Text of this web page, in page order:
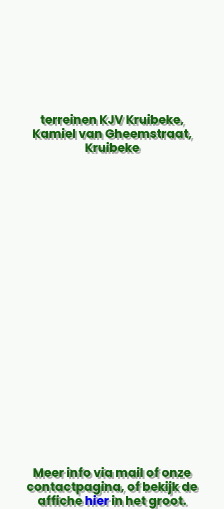
terreinen KJV Kruibeke,
Kamiel van Gheemstraat,
Kruibeke
Meer info via mail of onze
contactpagina, of bekijk de
affichehierin het groot.